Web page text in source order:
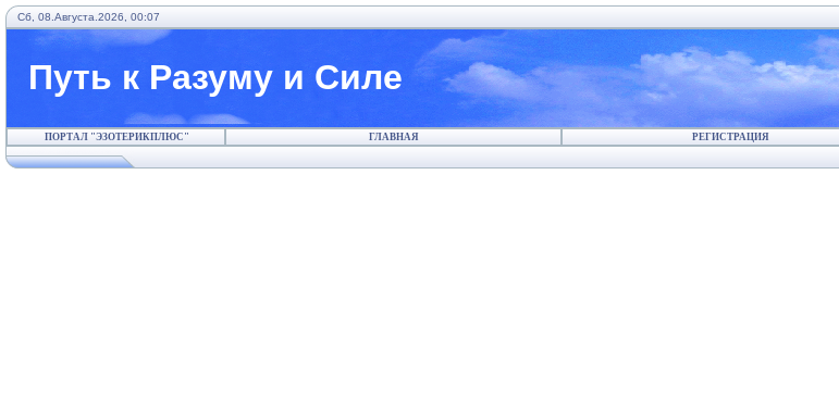
Сб, 08.Августа.2026, 00:07
Путь к Разуму и Силе
ПОРТАЛ "ЭЗОТЕРИКПЛЮС" ГЛАВНАЯ РЕГИСТРАЦИЯ